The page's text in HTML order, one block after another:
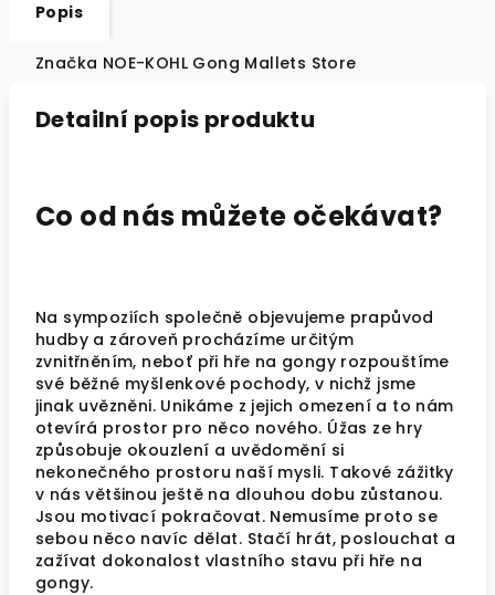
Popis
Značka NOE-KOHL Gong Mallets Store
Detailní popis produktu
Co od nás můžete očekávat?
Na sympoziích společně objevujeme prapůvod
hudby a zároveň procházíme určitým
zvnitřněním, neboť při hře na gongy rozpouštíme
své běžné myšlenkové pochody, v nichž jsme
jinak uvězněni. Unikáme z jejich omezení a to nám
otevírá prostor pro něco nového. Úžas ze hry
způsobuje okouzlení a uvědomění si
nekonečného prostoru naší mysli. Takové zážitky
v nás většinou ještě na dlouhou dobu zůstanou.
Jsou motivací pokračovat. Nemusíme proto se
sebou něco navíc dělat. Stačí hrát, poslouchat a
zažívat dokonalost vlastního stavu při hře na
gongy.